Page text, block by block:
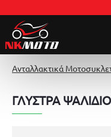
Ανταλλακτικά
ΓΛΥΣΤΡΑ